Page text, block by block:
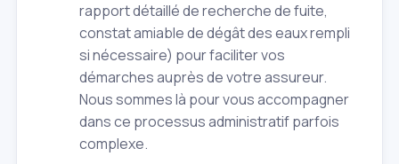
rapport détaillé de recherche de fuite,
constat amiable de dégât des eaux rempli
si nécessaire) pour faciliter vos
démarches auprès de votre assureur.
Nous sommes là pour vous accompagner
dans ce processus administratif parfois
complexe.